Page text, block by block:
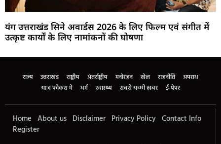
यंग उत्तराखंड सिने अवार्डस 2026 के लिए फिल्म एवं संगीत में
उत्कृष्ट कार्यों के लिए नामांकनों की घोषणा
राज्य उत्तराखंड राष्ट्रीय अंतर्राष्ट्रीय मनोरंजन खेल राजनीति
अपराध
आज फोकस में
धर्म स्वास्थ्य सबसे अच्छी खबर ई-पेपर
Home About us Disclaimer Privacy Policy Contact Info
Register